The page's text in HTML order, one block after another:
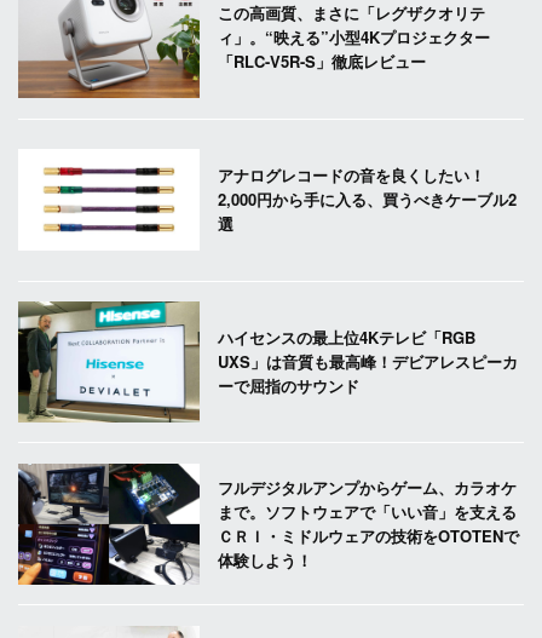
この高画質、まさに「レグザクオリテ
ィ」。“映える”小型4Kプロジェクター
「RLC-V5R-S」徹底レビュー
アナログレコードの音を良くしたい！
2,000円から手に入る、買うべきケーブル2
選
ハイセンスの最上位4Kテレビ「RGB
UXS」は音質も最高峰！デビアレスピーカ
ーで屈指のサウンド
フルデジタルアンプからゲーム、カラオケ
まで。ソフトウェアで「いい音」を支える
ＣＲＩ・ミドルウェアの技術をOTOTENで
体験しよう！